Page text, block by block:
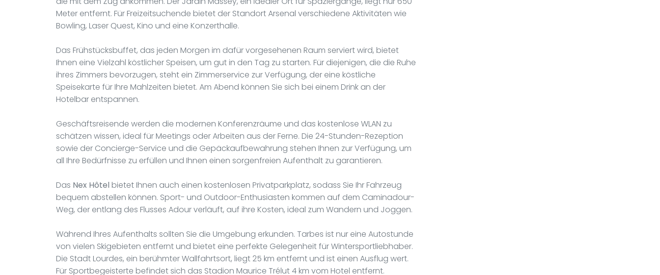
Meter entfernt. Für Freizeitsuchende bietet der Standort Arsenal verschiedene Aktivitäten wie
Bowling, Laser Quest, Kino und eine Konzerthalle.
Das Frühstücksbuffet, das jeden Morgen im dafür vorgesehenen Raum serviert wird, bietet
Ihnen eine Vielzahl köstlicher Speisen, um gut in den Tag zu starten. Für diejenigen, die die Ruhe
ihres Zimmers bevorzugen, steht ein Zimmerservice zur Verfügung, der eine köstliche
Speisekarte für Ihre Mahlzeiten bietet. Am Abend können Sie sich bei einem Drink an der
Hotelbar entspannen.
Geschäftsreisende werden die modernen Konferenzräume und das kostenlose WLAN zu
schätzen wissen, ideal für Meetings oder Arbeiten aus der Ferne. Die 24-Stunden-Rezeption
sowie der Concierge-Service und die Gepäckaufbewahrung stehen Ihnen zur Verfügung, um
all Ihre Bedürfnisse zu erfüllen und Ihnen einen sorgenfreien Aufenthalt zu garantieren.
Das Nex Hôtel bietet Ihnen auch einen kostenlosen Privatparkplatz, sodass Sie Ihr Fahrzeug
bequem abstellen können. Sport- und Outdoor-Enthusiasten kommen auf dem Caminadour-
Weg, der entlang des Flusses Adour verläuft, auf ihre Kosten, ideal zum Wandern und Joggen.
Während Ihres Aufenthalts sollten Sie die Umgebung erkunden. Tarbes ist nur eine Autostunde
von vielen Skigebieten entfernt und bietet eine perfekte Gelegenheit für Wintersportliebhaber.
Die Stadt Lourdes, ein berühmter Wallfahrtsort, liegt 25 km entfernt und ist einen Ausflug wert.
Für Sportbegeisterte befindet sich das Stadion Maurice Trélut 4 km vom Hotel entfernt.